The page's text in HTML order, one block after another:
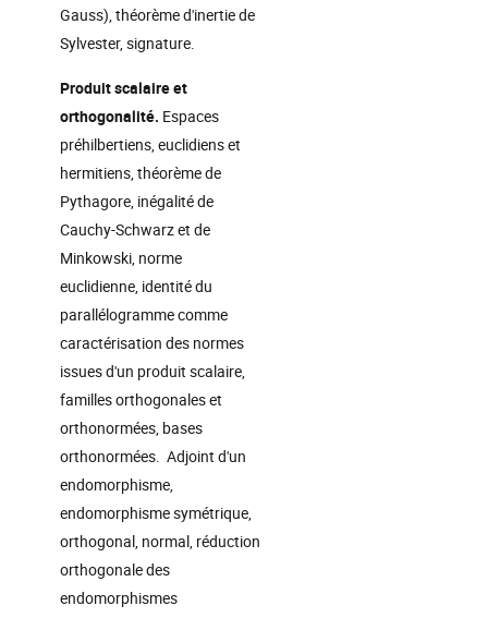
Gauss), théorème d'inertie de
Sylvester, signature.
Produit scalaire et
orthogonalité. Espaces
préhilbertiens, euclidiens et
hermitiens, théorème de
Pythagore, inégalité de
Cauchy-Schwarz et de
Minkowski, norme
euclidienne, identité du
parallélogramme comme
caractérisation des normes
issues d'un produit scalaire,
familles orthogonales et
orthonormées, bases
orthonormées. Adjoint d'un
endomorphisme,
endomorphisme symétrique,
orthogonal, normal, réduction
orthogonale des
endomorphismes